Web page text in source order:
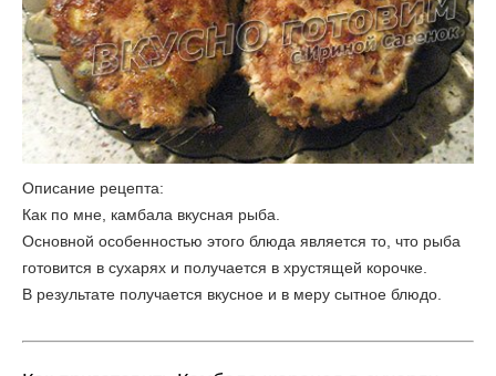
Описание рецепта:
Как по мне, камбала вкусная рыба.
Основной особенностью этого блюда является то, что рыба
готовится в сухарях и получается в хрустящей корочке.
В результате получается вкусное и в меру сытное блюдо.